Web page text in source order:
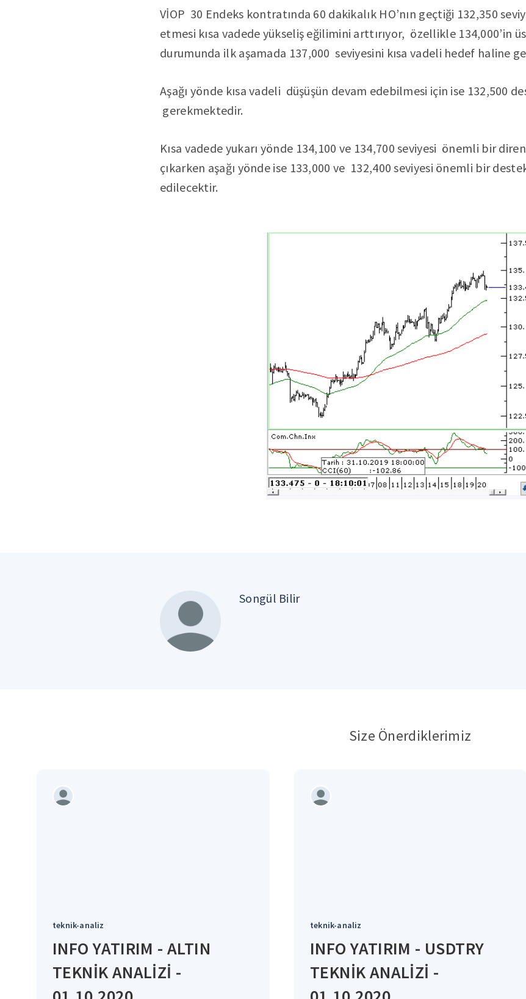
VİOP 30 Endeks kontratında 60 dakikalık HO’nın geçtiği 132,350
etmesi kısa vadede yükseliş eğilimini arttırıyor, özellikle 134,000’in
durumunda ilk aşamada 137,000 seviyesini kısa vadeli hedef haline
Aşağı yönde kısa vadeli düşüşün devam edebilmesi için ise 132,500
gerekmektedir.
Kısa vadede yukarı yönde 134,100 ve 134,700 seviyesi önemli bir
çıkarken aşağı yönde ise 133,000 ve 132,400 seviyesi önemli bir
edilecektir.
Songül Bilir
Size Önerdiklerimiz
teknik-analiz
INFO YATIRIM - ALTIN
TEKNİK ANALİZİ -
teknik-analiz
INFO YATIRIM - USDTRY
TEKNİK ANALİZİ -